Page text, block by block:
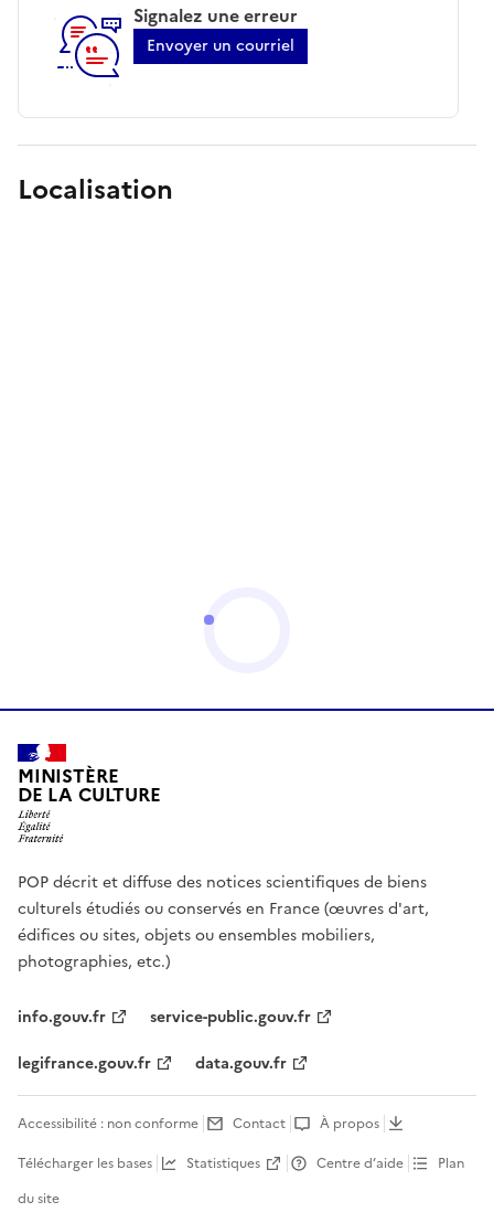
Signalez une erreur
Envoyer un courriel
Localisation
MINISTÈRE
DE LA CULTURE
POP décrit et diffuse des notices scientifiques de biens
culturels étudiés ou conservés en France (œuvres d'art,
édifices ou sites, objets ou ensembles mobiliers,
photographies, etc.)
info.gouv.fr
service-public.gouv.fr
legifrance.gouv.fr
data.gouv.fr
Accessibilité : non conforme Contact
À propos
Télécharger les bases
Statistiques Centre d’aide
Plan
du site